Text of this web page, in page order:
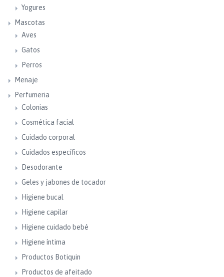
Yogures
Mascotas
Aves
Gatos
Perros
Menaje
Perfumeria
Colonias
Cosmética facial
Cuidado corporal
Cuidados específicos
Desodorante
Geles y jabones de tocador
Higiene bucal
Higiene capilar
Higiene cuidado bebé
Higiene íntima
Productos Botiquin
Productos de afeitado